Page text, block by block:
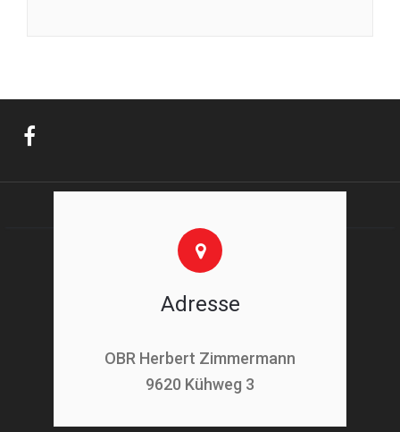
Adresse
OBR Herbert Zimmermann
9620 Kühweg 3